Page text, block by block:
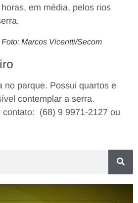
em média, pelos rios
Marcos Vicentti/Secom
no parque. Possui quartos e
contemplar a serra.
contato: (68) 9 9971-2127 ou